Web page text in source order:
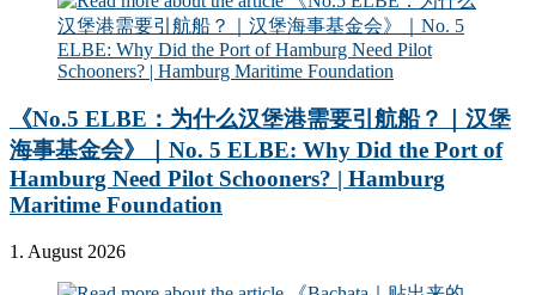
《No.5 ELBE：为什么汉堡港需要引航船？｜汉堡
海事基金会》｜No. 5 ELBE: Why Did the Port of
Hamburg Need Pilot Schooners? | Hamburg
Maritime Foundation
1. August 2026